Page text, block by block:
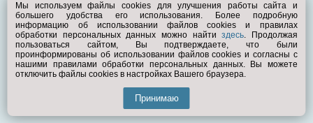
© Exist.ru 1998—2026
Мы используем файлы cookies для улучшения работы сайта и
большего удобства его использования. Более подробную
информацию об использовании файлов cookies и правилах
обработки персональных данных можно найтиздесь. Продолжая
пользоваться сайтом, Вы подтверждаете, что были
проинформированы об использовании файлов cookies и согласны с
нашими правилами обработки персональных данных. Вы можете
отключить файлы cookies в настройках Вашего браузера.
Принимаю